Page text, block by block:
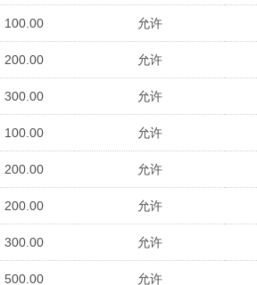
100.00 允许
200.00 允许
300.00 允许
100.00 允许
200.00 允许
200.00 允许
300.00 允许
500.00 允许